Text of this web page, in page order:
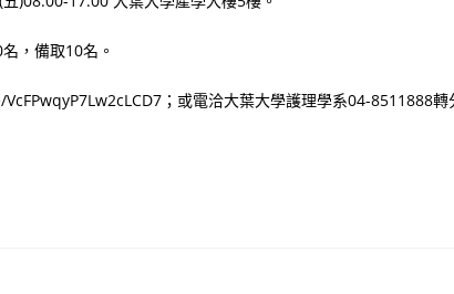
，備取10名。
；或電洽大葉大學護理學系04-8511888轉